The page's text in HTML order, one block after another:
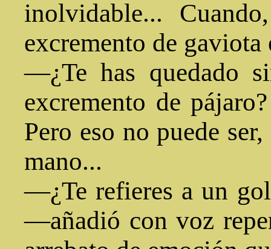
inolvidable...
excremento de
—¿Te has quedado
excremento de
Pero eso no puede
mano...
—¿Te refieres a un
—añadió con voz